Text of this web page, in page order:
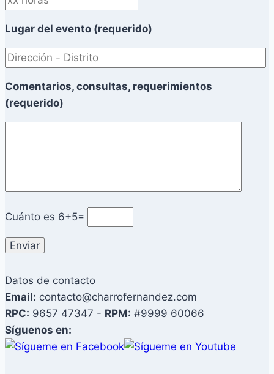
Lugar del evento (requerido)
Comentarios, consultas, requerimientos
(requerido)
Cuánto es 6+5=
Datos de contacto
Email: contacto@charrofernandez.com
RPC: 9657 47347 - RPM: #9999 60066
Síguenos en: